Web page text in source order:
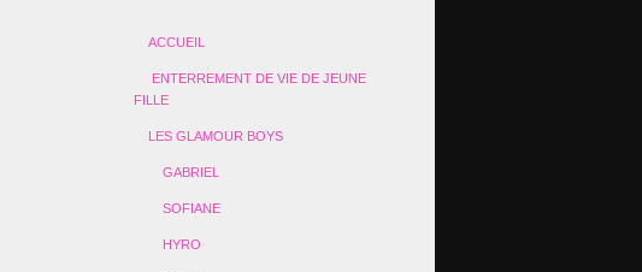
ACCUEIL
ENTERREMENT DE VIE DE JEUNE
FILLE
LES GLAMOUR BOYS
GABRIEL
SOFIANE
HYRO